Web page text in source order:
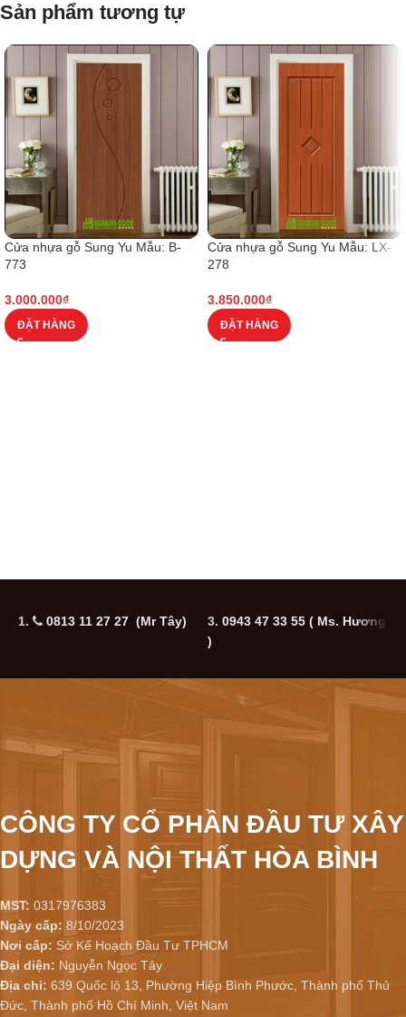
Sản phẩm tương tự
Cửa nhựa gỗ Sung Yu Mẫu: B-
773
3.000.000₫
ĐẶT HÀNG
Cửa nhựa gỗ Sung Yu Mẫu: LX-
278
3.850.000₫
ĐẶT HÀNG
1. 0813 11 27 27 (Mr Tây) 3. 0943 47 33 55 ( Ms. Hương
)
CÔNG TY CỔ PHẦN ĐẦU TƯ XÂY
DỰNG VÀ NỘI THẤT HÒA BÌNH
MST: 0317976383
Ngày cấp: 8/10/2023
Nơi cấp: Sở Kế Hoạch Đầu Tư TPHCM
Đại diện: Nguyễn Ngọc Tây
Địa chỉ: 639 Quốc lộ 13, Phường Hiệp Bình Phước, Thành phố Thủ
Đức, Thành phố Hồ Chí Minh, Việt Nam